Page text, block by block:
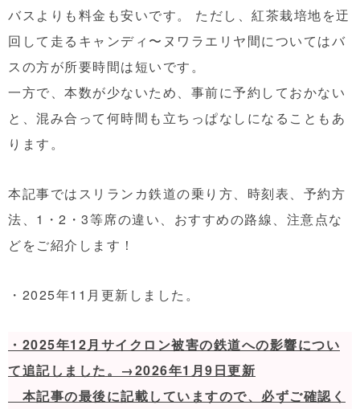
バスよりも料金も安いです。 ただし、紅茶栽培地を迂
回して走るキャンディ〜ヌワラエリヤ間についてはバ
スの方が所要時間は短いです。
一方で、本数が少ないため、事前に予約しておかない
と、混み合って何時間も立ちっぱなしになることもあ
ります。
本記事ではスリランカ鉄道の乗り方、時刻表、予約方
法、1・2・3等席の違い、おすすめの路線、注意点な
どをご紹介します！
・2025年11月更新しました。
・2025年12月サイクロン被害の鉄道への影響につい
て追記しました。→2026年1月9日更新
本記事の最後に記載していますので、必ずご確認く